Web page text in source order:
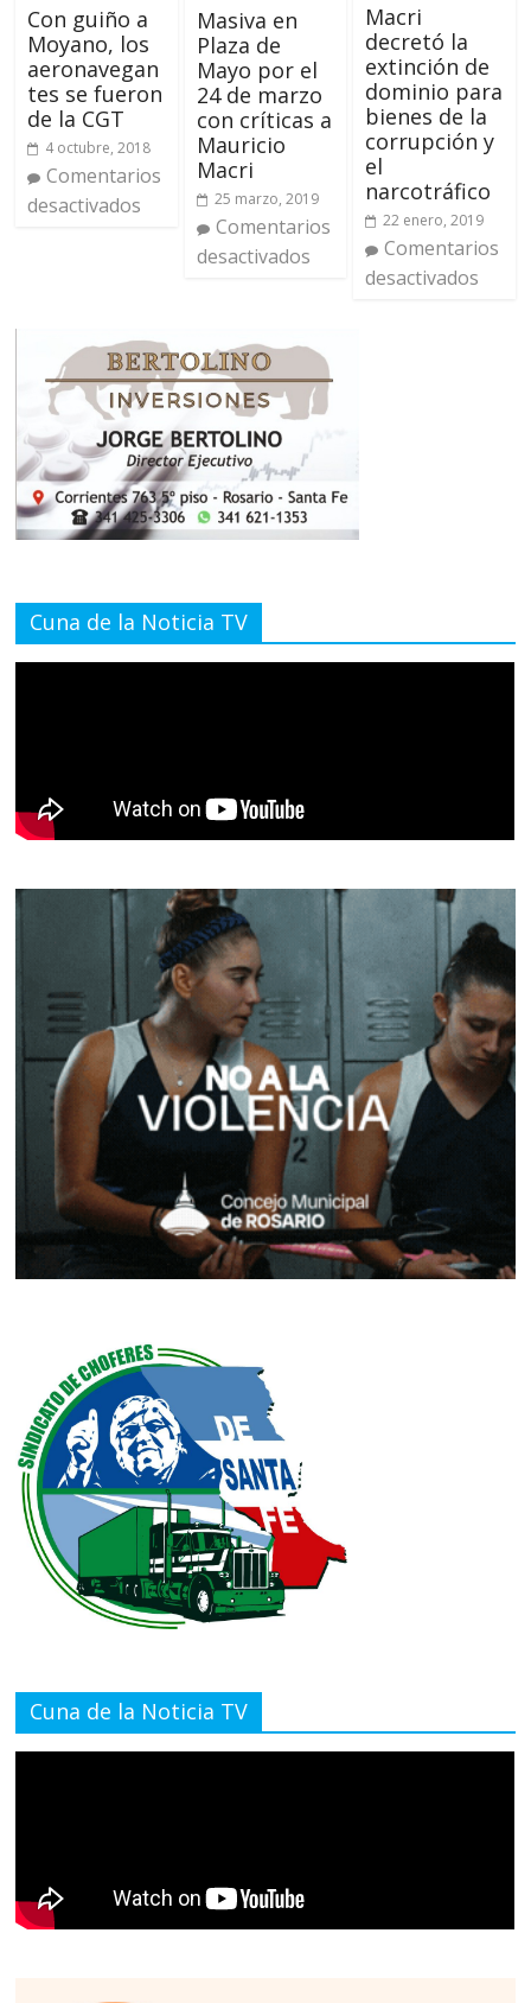
Con guiño a
Moyano, los
aeronavegan
tes se fueron
de la CGT
4 octubre, 2018
Comentarios
desactivados
Masiva en
Plaza de
Mayo por el
24 de marzo
con críticas a
Mauricio
Macri
25 marzo, 2019
Comentarios
desactivados
Macri
decretó la
extinción de
dominio para
bienes de la
corrupción y
el
narcotráfico
22 enero, 2019
Comentarios
desactivados
Cuna de la Noticia TV
Cuna de la Noticia TV